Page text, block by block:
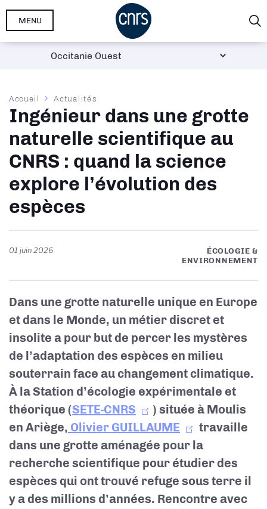
Aller
MENU
Fil
d'Ariane
Accueil Actualités
Ingénieur dans une grotte
naturelle scientifique au
CNRS : quand la science
explore l’évolution des
espèces
01 juin 2026
ÉCOLOGIE &
ENVIRONNEMENT
Dans une grotte naturelle unique en Europe
et dans le Monde, un métier discret et
insolite a pour but de percer les mystères
de l’adaptation des espèces en milieu
souterrain face au changement climatique.
À la Station d’écologie expérimentale et
théorique (SETE-CNRS
) située à Moulis
en Ariège, Olivier GUILLAUME
travaille
dans une grotte aménagée pour la
recherche scientifique pour étudier des
espèces qui ont trouvé refuge sous terre il
y a des millions d’années. Rencontre avec